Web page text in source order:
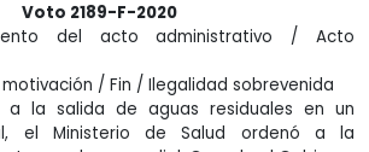
Voto 2189-F-2020
del acto administrativo / Acto
/ Fin / Ilegalidad sobrevenida
a la salida de aguas residuales en un
el Ministerio de Salud ordenó a la